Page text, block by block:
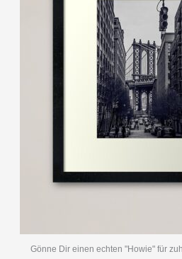
Gönne Dir einen echten "Howie" für